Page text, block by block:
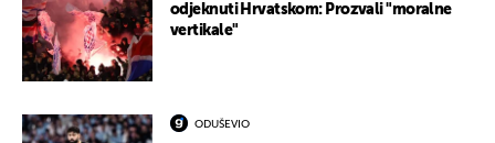
odjeknuti Hrvatskom: Prozvali "moralne
vertikale"
ODUŠEVIO